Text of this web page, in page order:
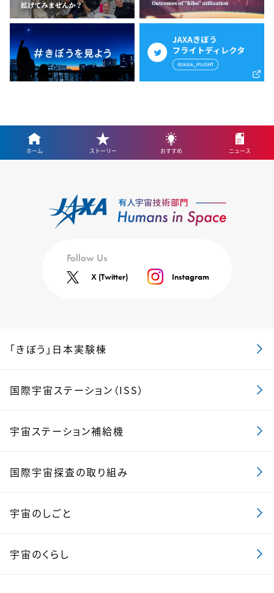
ホーム ストーリー おすすめ ニュース
Follow Us
X (Twitter) Instagram
「きぼう」日本実験棟
国際宇宙ステーション（ISS）
宇宙ステーション補給機
国際宇宙探査の取り組み
宇宙のしごと
宇宙のくらし